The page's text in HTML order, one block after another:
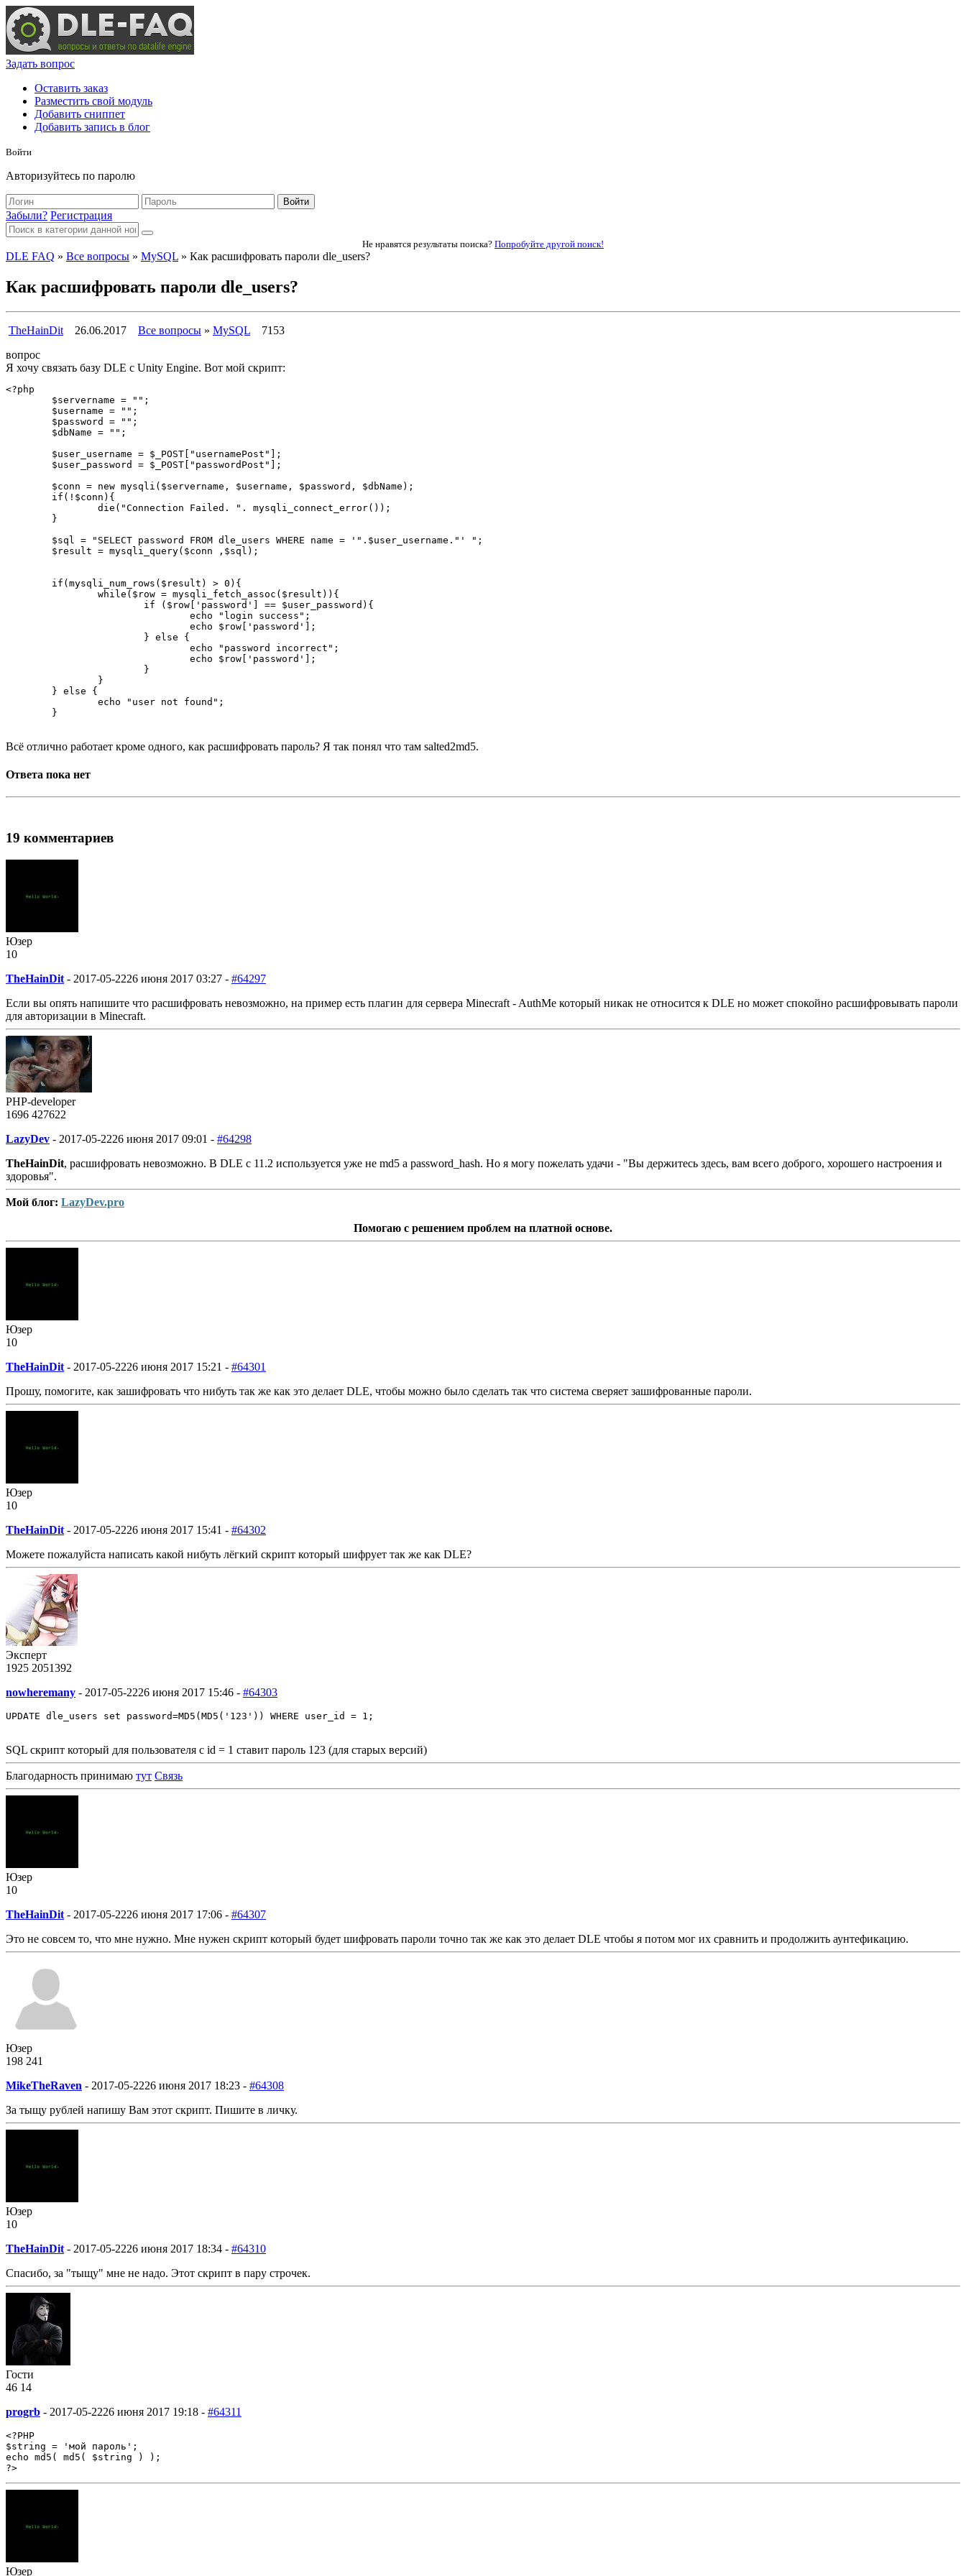
Задать вопрос
Оставить заказ
Разместить свой модуль
Добавить сниппет
Добавить запись в блог
Войти
Авторизуйтесь по паролю
Войти
Забыли? Регистрация
Не нравятся результаты поиска? Попробуйте другой поиск!
DLE FAQ » Все вопросы » MySQL » Как расшифровать пароли dle_users?
Как расшифровать пароли dle_users?
TheHainDit 26.06.2017 Все вопросы » MySQL
7153
вопрос
Я хочу связать базу DLE с Unity Engine. Вот мой скрипт:
<?php
	}
Всё отлично работает кроме одного, как расшифровать пароль? Я так понял что там salted2md5.
Ответа пока нет
19 комментариев
Юзер
10
TheHainDit - 2017-05-2226 июня 2017 03:27 - #64297
Если вы опять напишите что расшифровать невозможно, на пример есть плагин для сервера Minecraft - AuthMe который никак не относится к DLE но может спокойно расшифровывать пароли
для авторизации в Minecraft.
PHP-developer
1696 427622
LazyDev - 2017-05-2226 июня 2017 09:01 - #64298
TheHainDit, расшифровать невозможно. В DLE с 11.2 используется уже не md5 а password_hash. Но я могу пожелать удачи - "Вы держитесь здесь, вам всего доброго, хорошего настроения и
здоровья".
Мой блог: LazyDev.pro
Помогаю с решением проблем на платной основе.
Юзер
10
TheHainDit - 2017-05-2226 июня 2017 15:21 - #64301
Прошу, помогите, как зашифровать что нибуть так же как это делает DLE, чтобы можно было сделать так что система сверяет зашифрованные пароли.
Юзер
10
TheHainDit - 2017-05-2226 июня 2017 15:41 - #64302
Можете пожалуйста написать какой нибуть лёгкий скрипт который шифрует так же как DLE?
Эксперт
1925 2051392
nowheremany - 2017-05-2226 июня 2017 15:46 - #64303
UPDATE dle_users set password=MD5(MD5('123')) WHERE user_id = 1;
SQL скрипт который для пользователя с id = 1 ставит пароль 123 (для старых версий)
Благодарность принимаю тут Связь
Юзер
10
TheHainDit - 2017-05-2226 июня 2017 17:06 - #64307
Это не совсем то, что мне нужно. Мне нужен скрипт который будет шифровать пароли точно так же как это делает DLE чтобы я потом мог их сравнить и продолжить аунтефикацию.
Юзер
198 241
MikeTheRaven - 2017-05-2226 июня 2017 18:23 - #64308
За тыщу рублей напишу Вам этот скрипт. Пишите в личку.
Юзер
10
TheHainDit - 2017-05-2226 июня 2017 18:34 - #64310
Спасибо, за "тыщу" мне не надо. Этот скрипт в пару строчек.
Гости
46 14
progrb - 2017-05-2226 июня 2017 19:18 - #64311
<?PHP
$string = 'мой пароль';
echo md5( md5( $string ) );
?>
Юзер